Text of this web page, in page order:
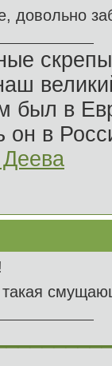
довольно
был в
он в